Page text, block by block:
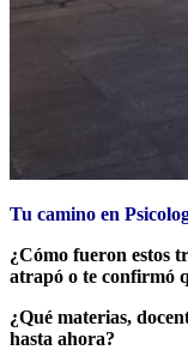
Tu camino en
¿Cómo fueron estos
atrapó o te confirmó
¿Qué materias,
hasta ahora?